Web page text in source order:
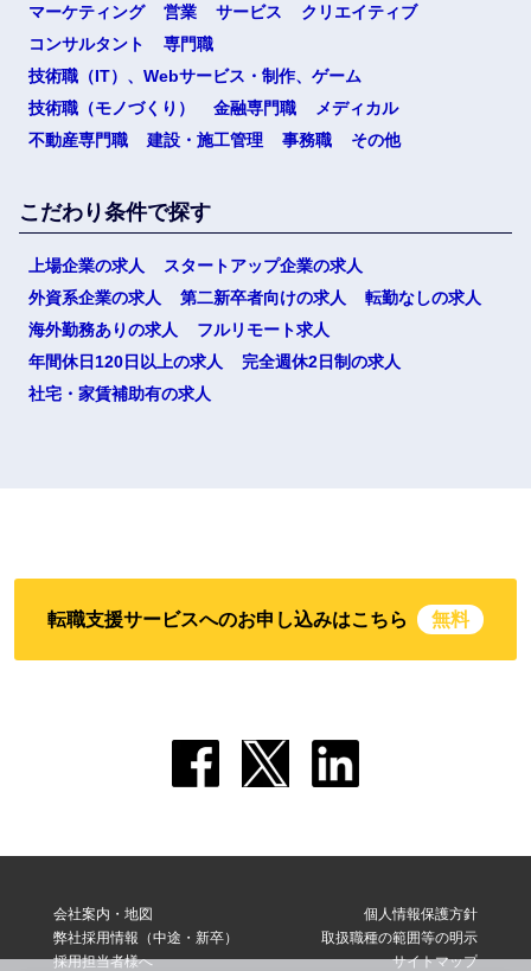
マーケティング
営業 サービス
クリエイティブ
コンサルタント
専門職
技術職（IT）、Webサービス・制作、ゲーム
技術職（モノづくり）
金融専門職
メディカル
不動産専門職
建設・施工管理 事務職 その他
こだわり条件で探す
上場企業の求人
スタートアップ企業の求人
外資系企業の求人
第二新卒者向けの求人
転勤なしの求人
海外勤務ありの求人
フルリモート求人
年間休日120日以上の求人
完全週休2日制の求人
社宅・家賃補助有の求人
転職支援サービスへのお申し込みはこちら 無料
会社案内・地図
弊社採用情報（中途・新卒）
採用担当者様へ
個人情報保護方針
取扱職種の範囲等の明示
サイトマップ